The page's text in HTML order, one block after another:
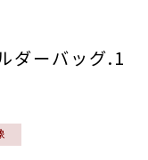
ダーバッグ.1